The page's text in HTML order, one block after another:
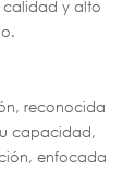
y alto
reconocida
capacidad,
enfocada